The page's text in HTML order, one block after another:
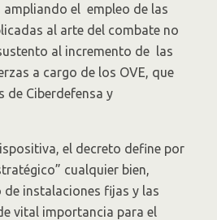
el empleo de las
al arte del combate no
al incremento de las
a cargo de los OVE, que
de Ciberdefensa y
el decreto define por
cualquier bien,
instalaciones fijas y las
vital importancia para el